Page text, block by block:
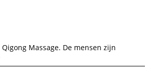
Massage. De mensen zijn